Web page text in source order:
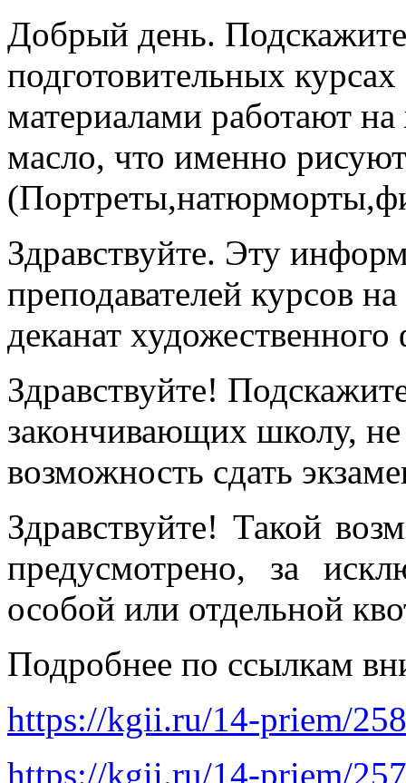
Добрый день.
подготовительных
материалами работают
масло, что именно рисуют
Здравствуйте. Эту
преподавателей курсов
деканат художественного
Здравствуйте!
закончивающих школу,
возможность сдать
Здравствуйте! Такой
предусмотрено, за
особой или отдельной
Подробнее по ссылкам
https://kgii.ru/14-priem/
https://kgii.ru/14-priem/